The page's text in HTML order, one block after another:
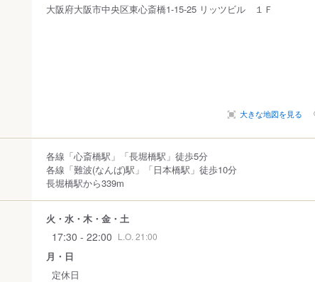
大阪府大阪市中央区東心斎橋1-15-25 リッツビル １Ｆ
大きな地図を見る
各線「心斎橋駅」「長堀橋駅」徒歩5分
各線「難波(なんば)駅」「日本橋駅」徒歩10分
長堀橋駅から339m
火・水・木・金・土
17:30 - 22:00 L.O. 21:00
月・日
定休日